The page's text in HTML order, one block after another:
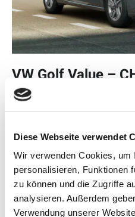
Diese Webseite verwendet
Wir verwenden Cookies, um
personalisieren, Funktionen
zu können und die Zugriffe
analysieren. Außerdem
Verwendung unserer
VW Golf Value –
Preisvorteil bei